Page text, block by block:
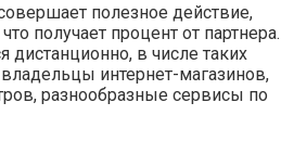
полезное действие,
получает процент от партнера.
дистанционно, в числе таких
интернет-магазинов,
разнообразные сервисы по